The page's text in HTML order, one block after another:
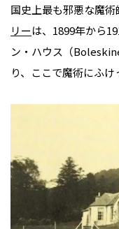
国史上最も邪悪な魔
リーは、1899年から
ン・ハウス（
り、ここで魔術にふけ